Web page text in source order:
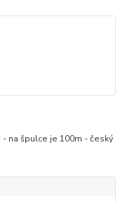
na špulce je 100m - český